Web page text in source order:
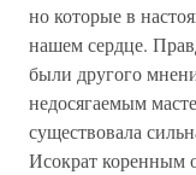
но которые в
нашем сердце.
были другого
недосягаемым
существовала
Исократ коренным